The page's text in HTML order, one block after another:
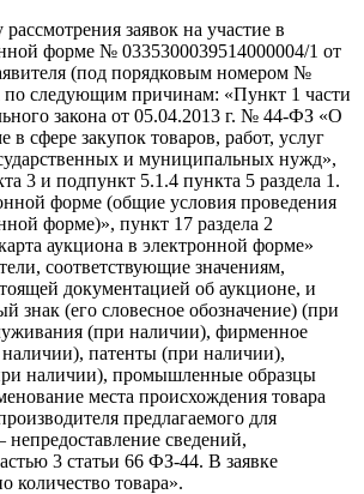
заявок на участие в
форме № 0335300039514000004/1 от
(под порядковым номером №
по следующим причинам: «Пункт 1 части
закона от 05.04.2013 г. № 44-ФЗ «О
в сфере закупок товаров, работ, услуг
и муниципальных нужд»,
3 и подпункт 5.1.4 пункта 5 раздела 1.
форме (общие условия проведения
форме)», пункт 17 раздела 2
аукциона в электронной форме»
соответствующие значениям,
документацией об аукционе, и
знак (его словесное обозначение) (при
(при наличии), фирменное
патенты (при наличии),
наличии), промышленные образцы
места происхождения товара
предлагаемого для
сведений,
3 статьи 66 ФЗ-44. В заявке
количество товара».